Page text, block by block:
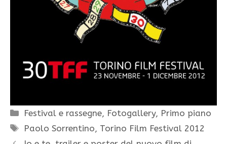
Categorie
Festival e rassegne, Fotogallery, Primo piano
Tag
Paolo Sorrentino, Torino Film Festival 2012